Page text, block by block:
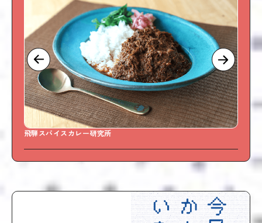
飛騨スパイスカレー研究所